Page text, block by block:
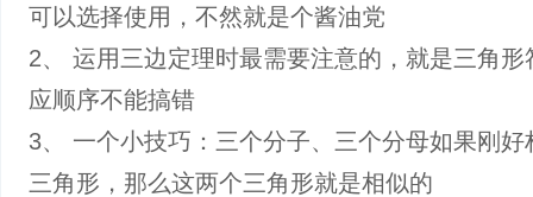
可以选择使用，不然就是个酱油党
2、 运用三边定理时最需要注意的，就是三角形
应顺序不能搞错
3、 一个小技巧：三个分子、三个分母如果刚好
三角形，那么这两个三角形就是相似的